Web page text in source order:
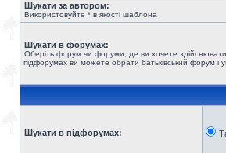
Шукати за автором:
Використовуйте * в якості шаблона
Шукати в форумах:
Оберіть форум чи форуми, де ви хочете
підфорумах ви можете обрати батьківський форум і
Шукати в підфорумах: